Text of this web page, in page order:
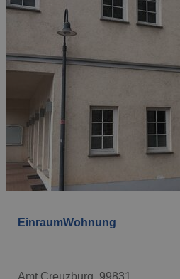
EinraumWohnung
Amt Creuzburg, 99831